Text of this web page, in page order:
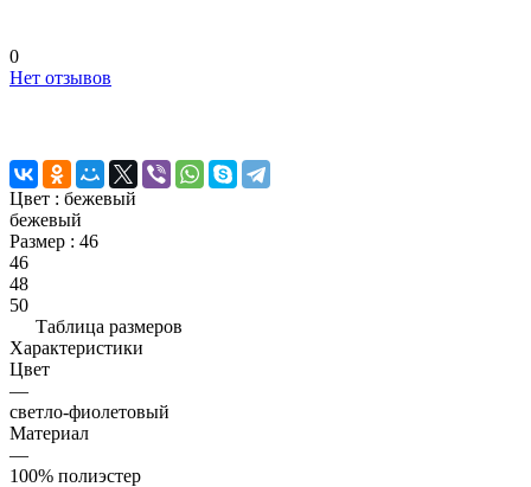
0
Нет отзывов
Цвет : бежевый
бежевый
Размер : 46
46
48
50
Таблица размеров
Характеристики
Цвет
—
светло-фиолетовый
Материал
—
100% полиэстер